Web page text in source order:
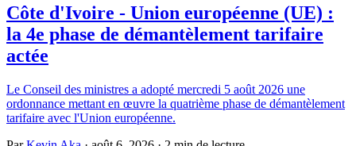
Côte d'Ivoire - Union européenne (UE) :
la 4e phase de démantèlement tarifaire
actée
Le Conseil des ministres a adopté mercredi 5 août 2026 une
ordonnance mettant en œuvre la quatrième phase de démantèlement
tarifaire avec l'Union européenne.